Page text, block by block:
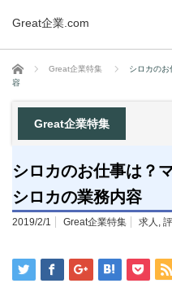
Great企業.com
ホーム Great企業特集
シロカの
容
Great企業特集
シロカのお仕事は？
シロカの業務内容
2019/2/1 Great企業特集 求人 ,